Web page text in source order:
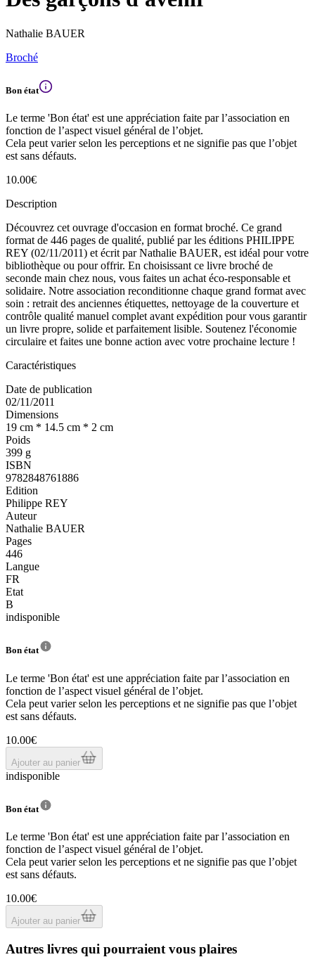
Nathalie BAUER
Broché
Bon état
Le terme 'Bon état' est une appréciation faite par l’association en
fonction de l’aspect visuel général de l’objet.
Cela peut varier selon les perceptions et ne signifie pas que l’objet
est sans défauts.
10.00€
Description
Découvrez cet ouvrage d'occasion en format broché. Ce grand
format de 446 pages de qualité, publié par les éditions PHILIPPE
REY (02/11/2011) et écrit par Nathalie BAUER, est idéal pour votre
bibliothèque ou pour offrir. En choisissant ce livre broché de
seconde main chez nous, vous faites un achat éco-responsable et
solidaire. Notre association reconditionne chaque grand format avec
soin : retrait des anciennes étiquettes, nettoyage de la couverture et
contrôle qualité manuel complet avant expédition pour vous garantir
un livre propre, solide et parfaitement lisible. Soutenez l'économie
circulaire et faites une bonne action avec votre prochaine lecture !
Caractéristiques
Date de publication
02/11/2011
Dimensions
19 cm * 14.5 cm * 2 cm
Poids
399 g
ISBN
9782848761886
Edition
Philippe REY
Auteur
Nathalie BAUER
Pages
446
Langue
FR
Etat
B
indisponible
Bon état
Le terme 'Bon état' est une appréciation faite par l’association en
fonction de l’aspect visuel général de l’objet.
Cela peut varier selon les perceptions et ne signifie pas que l’objet
est sans défauts.
10.00€
Ajouter au panier
indisponible
Bon état
Le terme 'Bon état' est une appréciation faite par l’association en
fonction de l’aspect visuel général de l’objet.
Cela peut varier selon les perceptions et ne signifie pas que l’objet
est sans défauts.
10.00€
Ajouter au panier
Autres livres qui pourraient vous plaires